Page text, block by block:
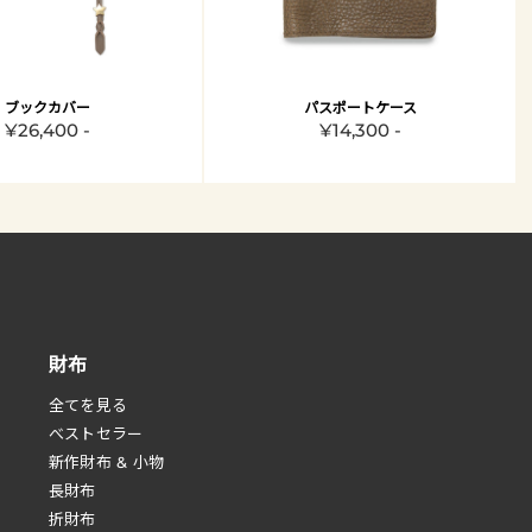
ブックカバー
¥26,400 -
パスポートケース
¥14,300 -
財布
全てを見る
べストセラー
新作財布 & 小物
長財布
折財布